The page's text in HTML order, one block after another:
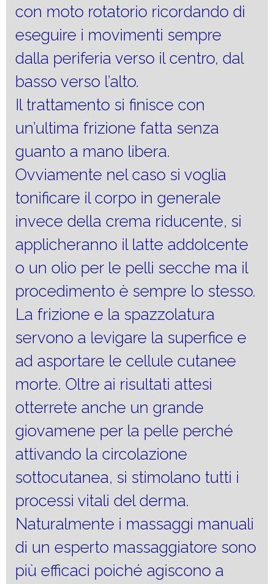
con moto rotatorio ricordando di
eseguire i movimenti sempre
dalla periferia verso il centro, dal
basso verso l’alto.
Il trattamento si finisce con
un’ultima frizione fatta senza
guanto a mano libera.
Ovviamente nel caso si voglia
tonificare il corpo in generale
invece della crema riducente, si
applicheranno il latte addolcente
o un olio per le pelli secche ma il
procedimento è sempre lo stesso.
La frizione e la spazzolatura
servono a levigare la superfice e
ad asportare le cellule cutanee
morte. Oltre ai risultati attesi
otterrete anche un grande
giovamene per la pelle perché
attivando la circolazione
sottocutanea, si stimolano tutti i
processi vitali del derma.
Naturalmente i massaggi manuali
di un esperto massaggiatore sono
più efficaci poiché agiscono a